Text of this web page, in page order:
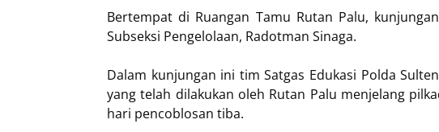
Bertempat di Ruangan Tamu Rutan Palu,
Subseksi Pengelolaan, Radotman Sinaga.
Dalam kunjungan ini tim Satgas Edukasi Polda
yang telah dilakukan oleh Rutan Palu menjelang
hari pencoblosan tiba.